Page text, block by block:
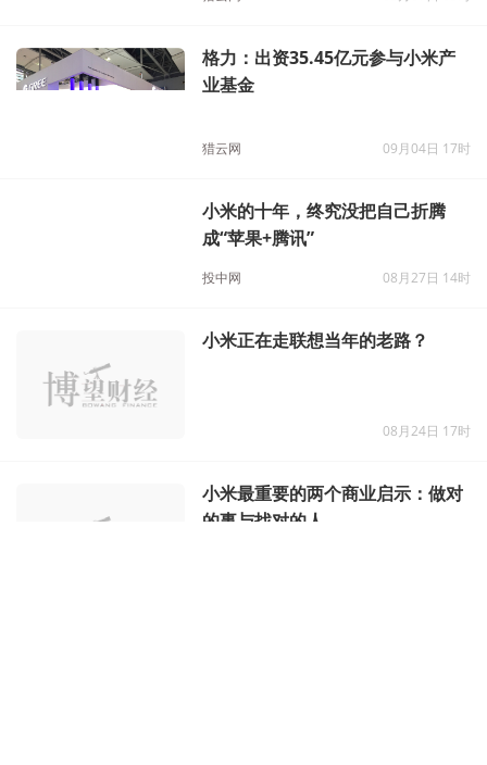
格力：出资35.45亿元参与小米产
业基金
猎云网 09月04日 17时
小米的十年，终究没把自己折腾
成“苹果+腾讯”
投中网 08月27日 14时
小米正在走联想当年的老路？
08月24日 17时
小米最重要的两个商业启示：做对
的事与找对的人